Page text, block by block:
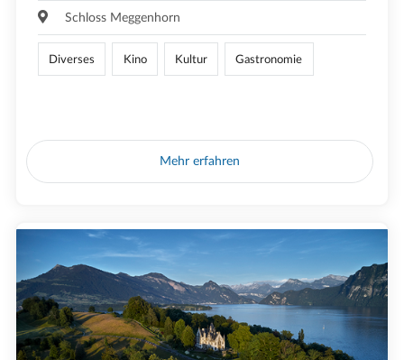
Schloss Meggenhorn
Diverses Kino Kultur Gastronomie
Mehr erfahren